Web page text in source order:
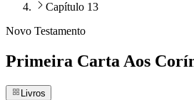
Capítulo 13
Novo Testamento
Primeira Carta Aos
Livros